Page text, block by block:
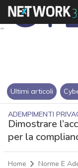
Ultimi articoli
ADEMPIMENTI
Dimostrare
per la
Home Norme E